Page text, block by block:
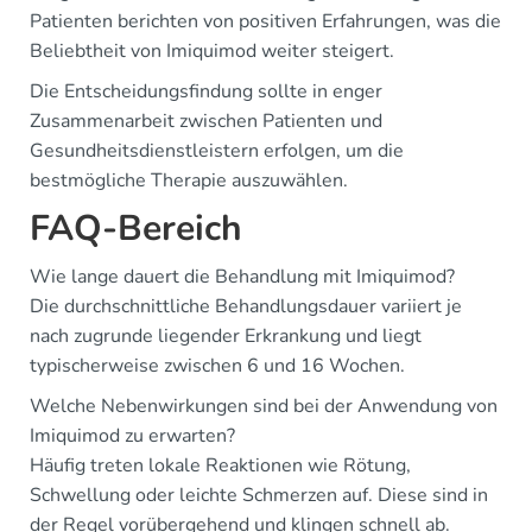
Patienten berichten von positiven Erfahrungen, was die
Beliebtheit von Imiquimod weiter steigert.
Die Entscheidungsfindung sollte in enger
Zusammenarbeit zwischen Patienten und
Gesundheitsdienstleistern erfolgen, um die
bestmögliche Therapie auszuwählen.
FAQ-Bereich
Wie lange dauert die Behandlung mit Imiquimod?
Die durchschnittliche Behandlungsdauer variiert je
nach zugrunde liegender Erkrankung und liegt
typischerweise zwischen 6 und 16 Wochen.
Welche Nebenwirkungen sind bei der Anwendung von
Imiquimod zu erwarten?
Häufig treten lokale Reaktionen wie Rötung,
Schwellung oder leichte Schmerzen auf. Diese sind in
der Regel vorübergehend und klingen schnell ab.